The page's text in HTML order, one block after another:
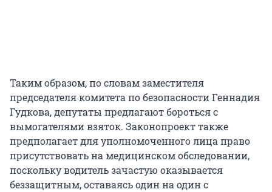
Таким образом, по словам заместителя
председателя комитета по безопасности Геннадия
Гудкова, депутаты предлагают бороться с
вымогателями взяток. Законопроект также
предполагает для уполномоченного лица право
присутствовать на медицинском обследовании,
поскольку водитель зачастую оказывается
беззащитным, оставаясь один на один с